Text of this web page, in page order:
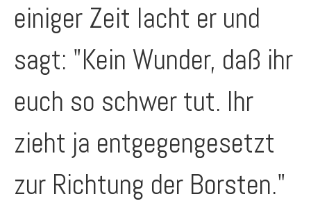
einiger Zeit lacht er und
sagt: "Kein Wunder, daß ihr
euch so schwer tut. Ihr
zieht ja entgegengesetzt
zur Richtung der Borsten."